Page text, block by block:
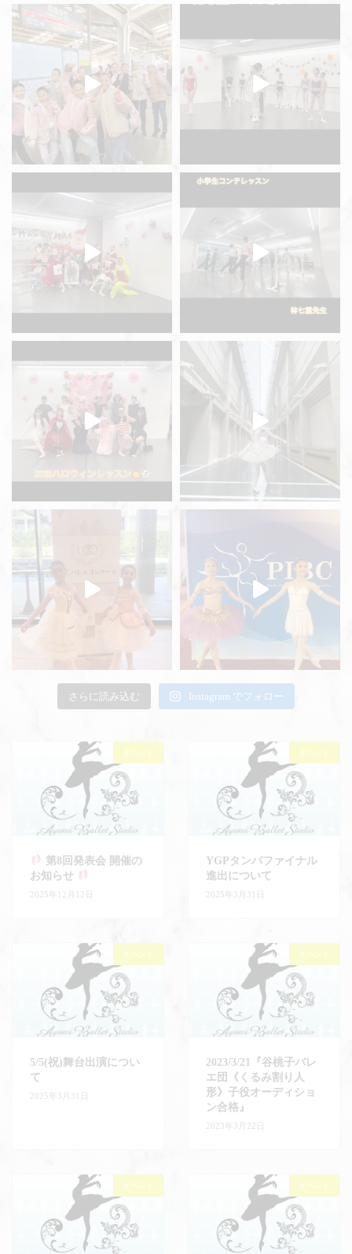
さらに読み込む Instagram でフォロー
イベント
第8回発表会 開催の
お知らせ
2025年12月12日
イベント
YGPタンパファイナル
進出について
2025年3月31日
イベント
5/5(祝)舞台出演につい
て
2025年3月31日
イベント
2023/3/21『谷桃子バレ
エ団《くるみ割り人
形》子役オーディショ
ン合格』
2023年3月22日
イベント イベント